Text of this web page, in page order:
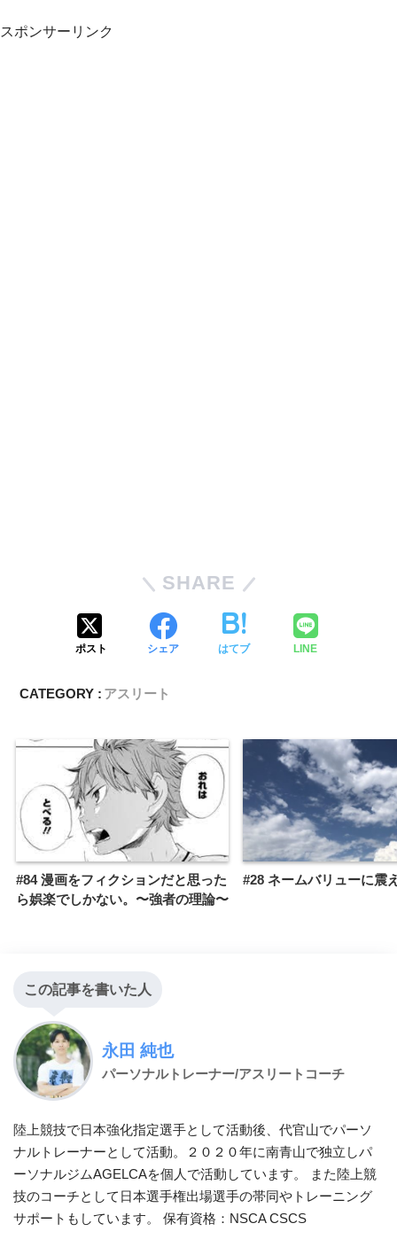
スポンサーリンク
SHARE
ポスト シェア はてブ LINE
CATEGORY : アスリート
#84 漫画をフィクションだと思った
ら娯楽でしかない。〜強者の理論〜
#28 ネームバリューに震
この記事を書いた人
永田 純也
パーソナルトレーナー/アスリートコーチ
陸上競技で日本強化指定選手として活動後、代官山でパーソ
ナルトレーナーとして活動。２０２０年に南青山で独立しパ
ーソナルジムAGELCAを個人で活動しています。 また陸上競
技のコーチとして日本選手権出場選手の帯同やトレーニング
サポートもしています。 保有資格：NSCA CSCS